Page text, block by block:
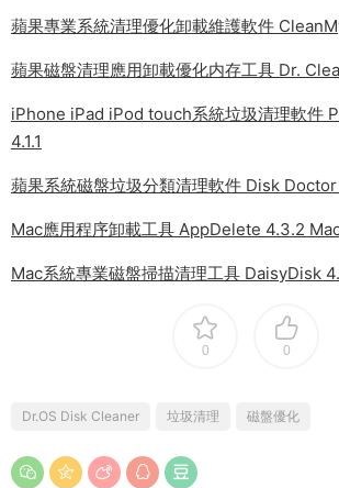
蘋果專業系統清理優化卸載維護軟件
蘋果磁盤清理應用卸載優化内存工具 Dr.
iPhone iPad iPod touch系統垃圾清理軟件
4.1.1
蘋果系統磁盤垃圾分類清理軟件 Disk
Mac應用程序卸載工具 AppDelete 4.3.2
Mac系統專業磁盤掃描清理工具 DaisyDisk
0 0
Dr.OS Disk Cleaner 垃圾清理 磁盤優化